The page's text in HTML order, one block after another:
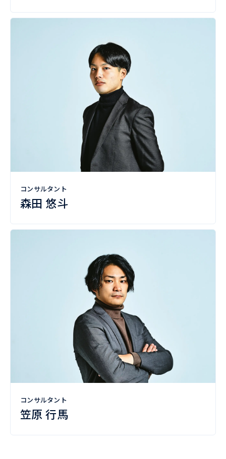
コンサルタント
森田 悠斗
コンサルタント
笠原 行馬